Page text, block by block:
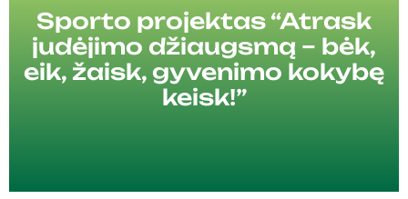
Sporto projektas “Atrask
judėjimo džiaugsmą – bėk,
eik, žaisk, gyvenimo kokybę
keisk!”